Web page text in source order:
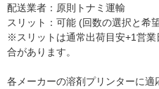
配送業者：原則トナミ運輸
スリット：可能 (回数の選択と希
※スリットは通常出荷目安+1営
合があります。
各メーカーの溶剤プリンターに適